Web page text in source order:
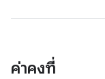
ค่าคงที่